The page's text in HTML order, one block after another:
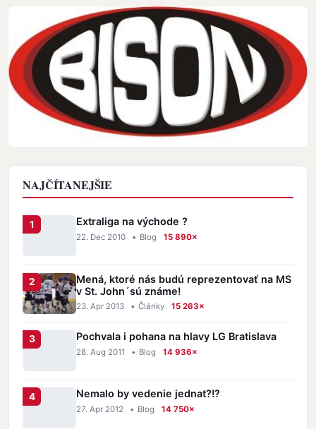
NAJČÍTANEJŠIE
Extraliga na východe ?
22. Dec 2010 • Blog 15 890×
Mená, ktoré nás budú reprezentovať na MS
v St. John´sú známe!
23. Apr 2013 • Články 15 263×
Pochvala i pohana na hlavy LG Bratislava
28. Aug 2011 • Blog 14 936×
Nemalo by vedenie jednat?!?
27. Apr 2012 • Blog 14 750×